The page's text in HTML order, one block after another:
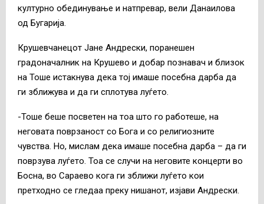
културно обединување и натпревар, вели Данаилова
од Бугарија.
Крушевчанецот Јане Андрески, поранешен
градоначалник на Крушево и добар познавач и близок
на Тоше истакнува дека тој имаше посебна дарба да
ги зближува и да ги сплотува луѓето.
-Тоше беше посветен на тоа што го работеше, на
неговата поврзаност со Бога и со религиозните
чувства. Но, мислам дека имаше посебна дарба – да ги
поврзува луѓето. Тоа се случи на неговите концерти во
Босна, во Сараево кога ги зближи луѓето кои
претходно се гледаа преку нишанот, изјави Андрески.